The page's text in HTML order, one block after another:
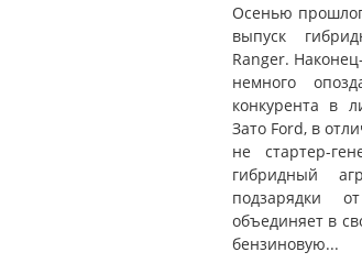
Осенью
выпуск
Ranger.
немного
конкурента в
Зато Ford, в
не стартер-
гибридный
подзарядки
объединяет в
бензиновую...